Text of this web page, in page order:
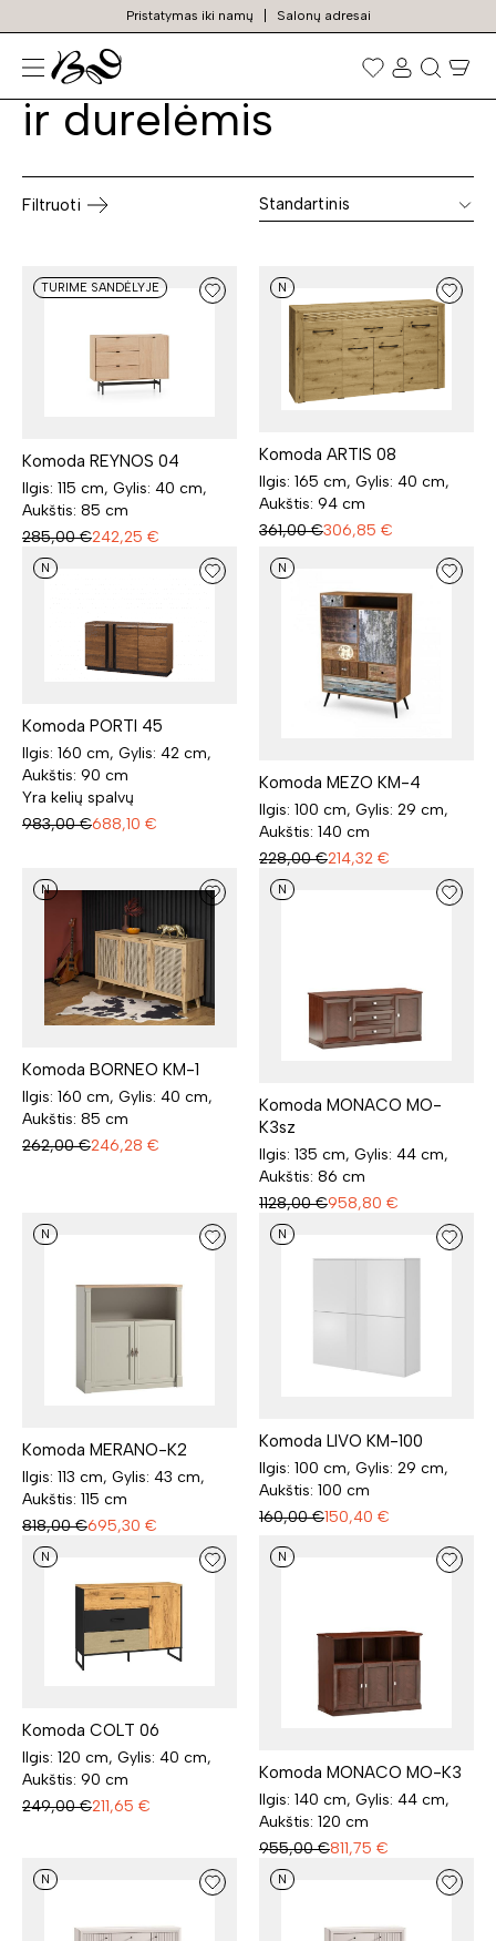
Pristatymas iki namų Salonų adresai
Prekių
paieška
Komodos su stalčiais
ir durelėmis
Filtruoti Standartinis
TURIME SANDĖLYJE
Komoda REYNOS 04
Ilgis: 115 cm, Gylis: 40 cm,
Aukštis: 85 cm
285,00 €242,25 €
N
Komoda ARTIS 08
Ilgis: 165 cm, Gylis: 40 cm,
Aukštis: 94 cm
361,00 €306,85 €
N
Komoda PORTI 45
Ilgis: 160 cm, Gylis: 42 cm,
Aukštis: 90 cm
Yra kelių spalvų
983,00 €688,10 €
N
Komoda MEZO KM-4
Ilgis: 100 cm, Gylis: 29 cm,
Aukštis: 140 cm
228,00 €214,32 €
N
Komoda BORNEO KM-1
Ilgis: 160 cm, Gylis: 40 cm,
Aukštis: 85 cm
262,00 €246,28 €
N
Komoda MONACO MO-
K3sz
Ilgis: 135 cm, Gylis: 44 cm,
Aukštis: 86 cm
1128,00 €958,80 €
N
Komoda MERANO-K2
Ilgis: 113 cm, Gylis: 43 cm,
Aukštis: 115 cm
818,00 €695,30 €
N
Komoda LIVO KM-100
Ilgis: 100 cm, Gylis: 29 cm,
Aukštis: 100 cm
160,00 €150,40 €
N
Komoda COLT 06
Ilgis: 120 cm, Gylis: 40 cm,
Aukštis: 90 cm
249,00 €211,65 €
N
Komoda MONACO MO-K3
Ilgis: 140 cm, Gylis: 44 cm,
Aukštis: 120 cm
955,00 €811,75 €
N N